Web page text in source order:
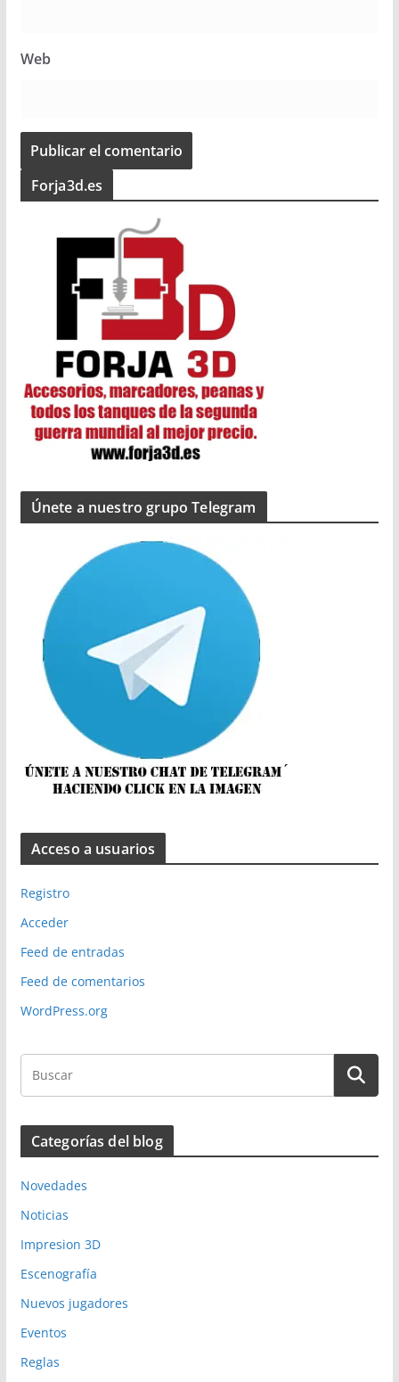
Web
Forja3d.es
Únete a nuestro grupo Telegram
Acceso a usuarios
Registro
Acceder
Feed de entradas
Feed de comentarios
WordPress.org
Categorías del blog
Novedades
Noticias
Impresion 3D
Escenografía
Nuevos jugadores
Eventos
Reglas